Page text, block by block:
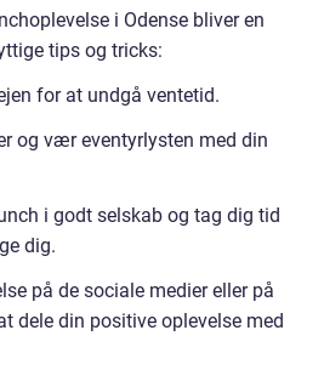
i Odense bliver en
tips og tricks:
for at undgå ventetid.
og vær eventyrlysten med din
i godt selskab og tag dig tid
dig.
på de sociale medier eller på
dele din positive oplevelse med